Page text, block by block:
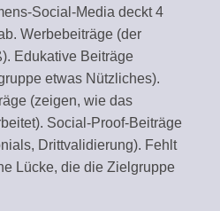
Social-Media deckt 4
Werbebeiträge (der
Edukative Beiträge
etwas Nützliches).
(zeigen, wie das
Social-Proof-Beiträge
Drittvalidierung). Fehlt
Lücke, die die Zielgruppe